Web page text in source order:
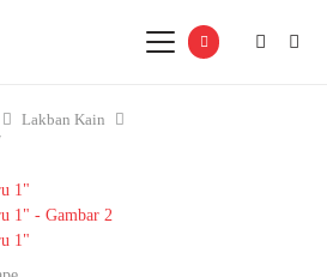
Lakban Kain